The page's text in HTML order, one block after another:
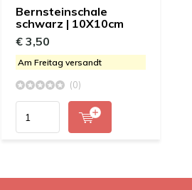
Bernsteinschale
schwarz | 10X10cm
€ 3,50
Am Freitag versandt
(0)